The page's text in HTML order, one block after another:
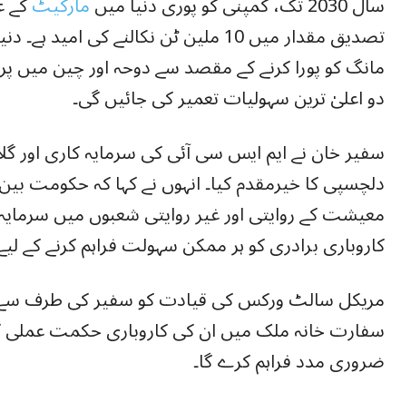
تصدیق مقدار میں 10 ملین ٹن نکالنے کی
مانگ کو پورا کرنے کے مقصد سے دوحہ اور چین
دو اعلیٰ ترین سہولیات تعمیر کی جائیں گی۔
سفیر خان نے ایم ایس سی آئی کی سرمایہ کاری اور
دلچسپی کا خیرمقدم کیا۔ انہوں نے کہا کہ حکومت بین
معیشت کے روایتی اور غیر روایتی شعبوں میں سرمایہ
کاروباری برادری کو ہر ممکن سہولت فراہم کرنے کے
مریکل سالٹ ورکس کی قیادت کو سفیر کی طرف
سفارت خانہ ملک میں ان کی کاروباری حکمت عملی
ضروری مدد فراہم کرے گا۔